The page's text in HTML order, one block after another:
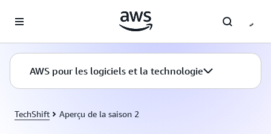
AWS pour les logiciels et la technologie
TechShift Aperçu de la saison 2